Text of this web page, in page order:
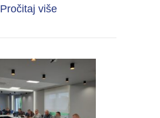
Pročitaj višeabout Caritas BiH